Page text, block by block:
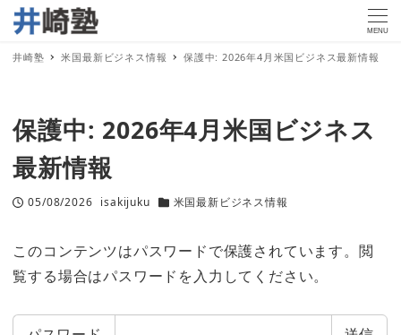
MENU
井崎塾 米国最新ビジネス情報 保護中: 2026年4月米国ビジネス最新情報
保護中: 2026年4月米国ビジネス
最新情報
投稿日
05/08/2026
著
isakijuku
カテゴリー
米国最新ビジネス情報
このコンテンツはパスワードで保護されています。閲
覧する場合はパスワードを入力してください。